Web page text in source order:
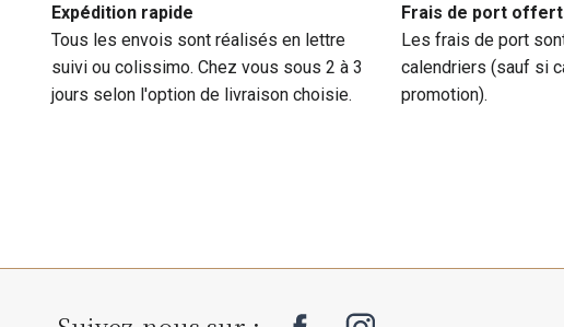
Expédition rapide
Tous les envois sont réalisés en lettre
suivi ou colissimo. Chez vous sous 2 à 3
jours selon l'option de livraison choisie.
Frais de port
Les frais de port
calendriers (sauf si
promotion).